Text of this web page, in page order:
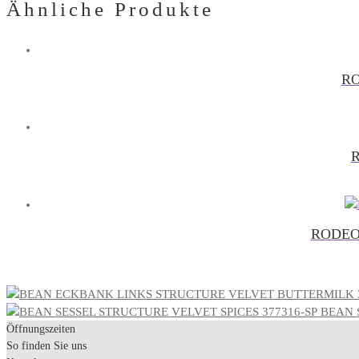
Ähnliche Produkte
BEAN
Öffnungszeiten
So finden Sie uns